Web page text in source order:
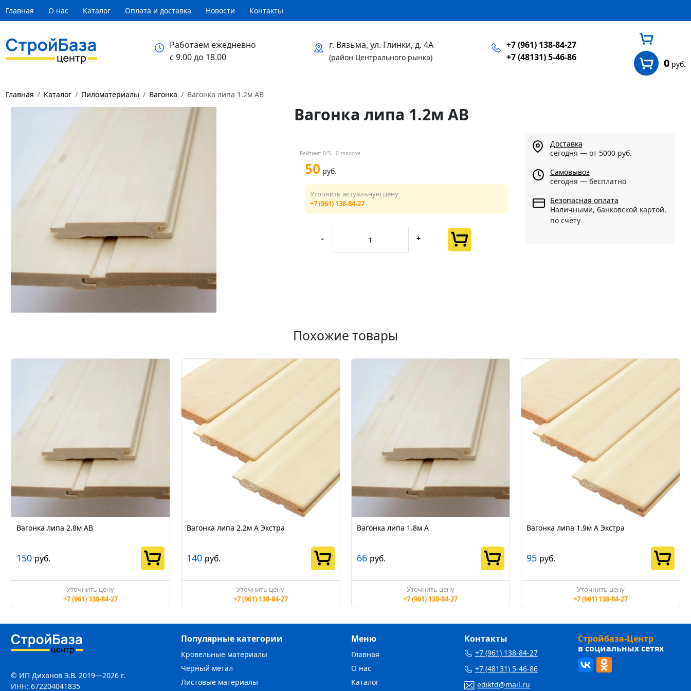
Главная О нас Каталог Оплата и доставка Новости Контакты
Работаем ежедневно
с 9.00 до 18.00
г. Вязьма, ул. Глинки, д. 4А
(район Центрального рынка)
+7 (961) 138-84-27
+7 (48131) 5-46-86
0руб.
Главная Каталог Пиломатериалы Вагонка Вагонка липа 1.2м АВ
Вагонка липа 1.2м АВ
Рейтинг: 0/5 - 0 голосов
50 руб.
Уточнить актуальную цену
+7 (961) 138-84-27
- +
Доставка
сегодня — от 5000 руб.
Самовывоз
сегодня — бесплатно
Безопасная оплата
Наличными, банковской картой,
по счёту
Похожие товары
Вагонка липа 2.8м АВ
150 руб.
Уточнить цену
+7 (961) 138-84-27
Вагонка липа 2.2м А Экстра
140 руб.
Уточнить цену
+7 (961) 138-84-27
Вагонка липа 1.8м А
66 руб.
Уточнить цену
+7 (961) 138-84-27
Вагонка липа 1.9м А Экстра
95 руб.
Уточнить цену
+7 (961) 138-84-27
© ИП Диханов Э.В. 2019—2026 г.
ИНН: 672204041835
Популярные категории
Кровельные материалы
Черный метал
Листовые материалы
Меню
Главная
О нас
Каталог
Контакты
+7 (961) 138-84-27
+7 (48131) 5-46-86
edikfd@mail.ru
Стройбаза-Центр
в социальных сетях